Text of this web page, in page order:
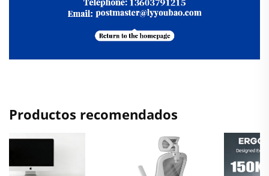
Productos recomendados